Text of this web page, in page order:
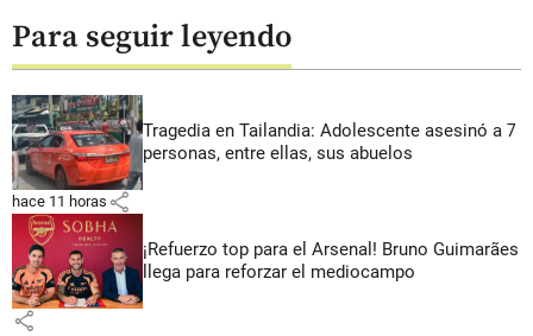
Para seguir leyendo
Tragedia en Tailandia: Adolescente asesinó a 7
personas, entre ellas, sus abuelos
hace 11 horas share
¡Refuerzo top para el Arsenal! Bruno Guimarães
llega para reforzar el mediocampo
share